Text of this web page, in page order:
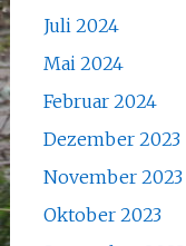
Juli 2024
Mai 2024
Februar 2024
Dezember 2023
November 2023
Oktober 2023